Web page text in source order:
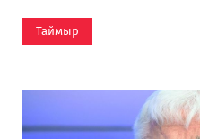
Таймыр